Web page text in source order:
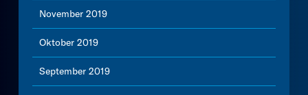
November 2019
Oktober 2019
September 2019